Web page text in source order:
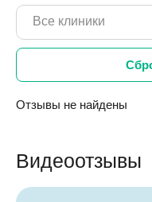
Все клиники
Отзывы не найдены
Видеоотзывы